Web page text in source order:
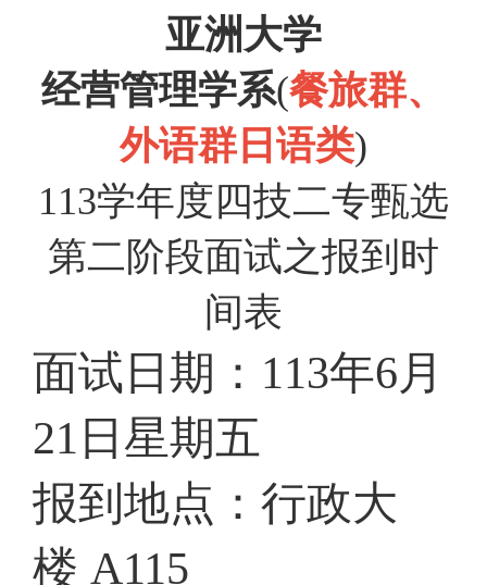
亚洲大学
经营管理学系(餐旅群、
外语群日语类)
113学年度四技二专甄选
第二阶段面试之报到时
间表
面试日期： 113年6月
21 日星期五
报到地点：行政大
楼 A115